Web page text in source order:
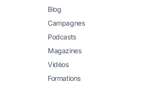
Blog
Campagnes
Podcasts
Magazines
Vidéos
Formations